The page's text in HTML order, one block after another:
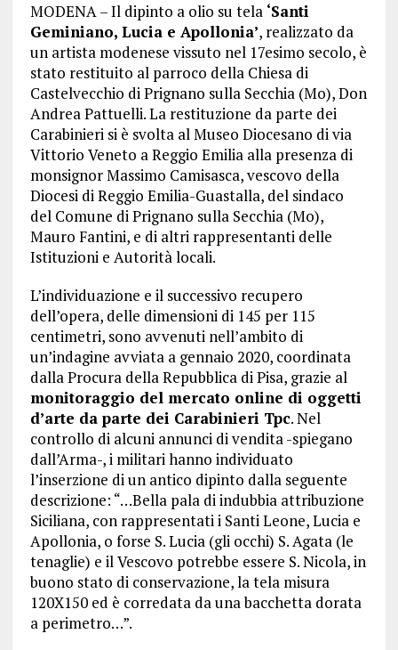
MODENA – Il dipinto a olio su tela ‘Santi
Geminiano, Lucia e Apollonia’, realizzato da
un artista modenese vissuto nel 17esimo secolo, è
stato restituito al parroco della Chiesa di
Castelvecchio di Prignano sulla Secchia (Mo), Don
Andrea Pattuelli. La restituzione da parte dei
Carabinieri si è svolta al Museo Diocesano di via
Vittorio Veneto a Reggio Emilia alla presenza di
monsignor Massimo Camisasca, vescovo della
Diocesi di Reggio Emilia-Guastalla, del sindaco
del Comune di Prignano sulla Secchia (Mo),
Mauro Fantini, e di altri rappresentanti delle
Istituzioni e Autorità locali.
L’individuazione e il successivo recupero
dell’opera, delle dimensioni di 145 per 115
centimetri, sono avvenuti nell’ambito di
un’indagine avviata a gennaio 2020, coordinata
dalla Procura della Repubblica di Pisa, grazie al
monitoraggio del mercato online di oggetti
d’arte da parte dei Carabinieri Tpc. Nel
controllo di alcuni annunci di vendita -spiegano
dall’Arma-, i militari hanno individuato
l’inserzione di un antico dipinto dalla seguente
descrizione: “…Bella pala di indubbia attribuzione
Siciliana, con rappresentati i Santi Leone, Lucia e
Apollonia, o forse S. Lucia (gli occhi) S. Agata (le
tenaglie) e il Vescovo potrebbe essere S. Nicola, in
buono stato di conservazione, la tela misura
120X150 ed è corredata da una bacchetta dorata
a perimetro…”.